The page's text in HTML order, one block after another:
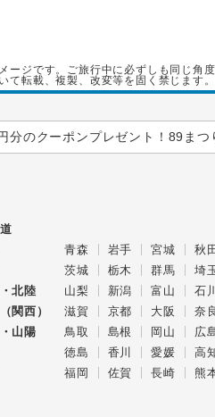
ジです。ご旅行中に必ずしも同じ角
転載、複製、改変等を固く禁じます。
分のクーポンプレゼント！89まつ
青森 岩手 宮城 秋田
茨城 栃木 群馬 埼
北陸
山梨 新潟 富山 石川
関西）
滋賀 京都 大阪 奈
山陽
鳥取 島根 岡山 広
徳島 香川 愛媛
高
福岡 佐賀 長崎 熊